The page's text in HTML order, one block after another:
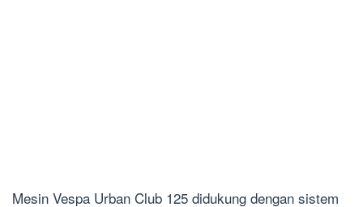
Mesin Vespa Urban Club 125 didukung dengan sistem